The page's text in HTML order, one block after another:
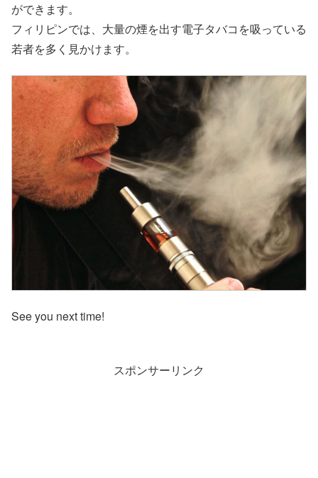
ができます。
フィリピンでは、大量の煙を出す電子タバコを吸っている
若者を多く見かけます。
See you next time!
スポンサーリンク